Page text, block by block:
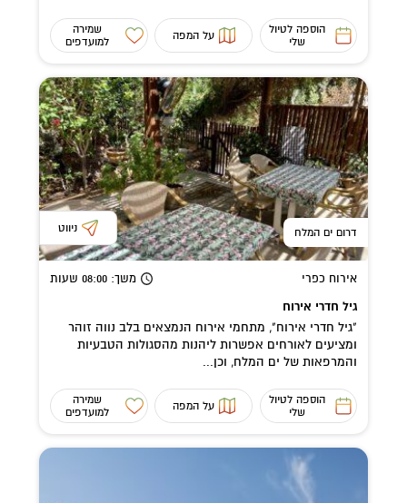
הוספה לטיול
שלי
על המפה
שמירה
למועדפים
דרום ים המלח ניווט
אירוח כפרי משך: 08:00 שעות
גיל חדרי אירוח
"גיל חדרי אירוח", מתחמי אירוח הנמצאים בלב נווה זוהר
ומציעים לאורחים אפשרות ליהנות מהסגולות הטבעיות
והמרפאות של ים המלח, וכן...
הוספה לטיול
שלי
על המפה
שמירה
למועדפים